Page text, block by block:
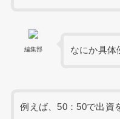
編集部 なにか具体
例えば、50：50で出資